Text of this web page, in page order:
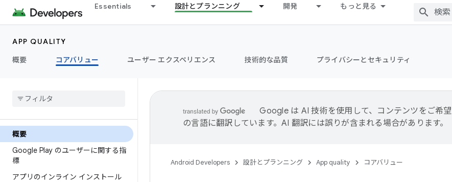
Essentials 設計とプランニング 開発 もっと見る
APP QUALITY
概要
コアバリュー ユーザー エクスペリエンス 技術的な品質 プライバシーとセキュリティ
概要
Google Play のユーザーに関する指
標
アプリのインライン インストール
Google は AI 技術を使用して、コンテンツをご希望
の言語に翻訳しています。AI 翻訳には誤りが含まれる場合があります。
Android Developers 設計とプランニング App quality コアバリュー